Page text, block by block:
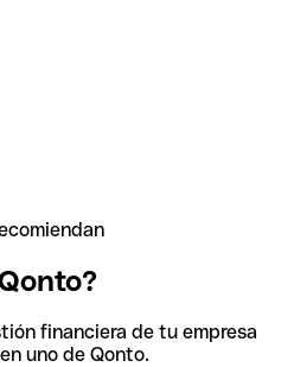
financiera de tu empresa
uno de Qonto.